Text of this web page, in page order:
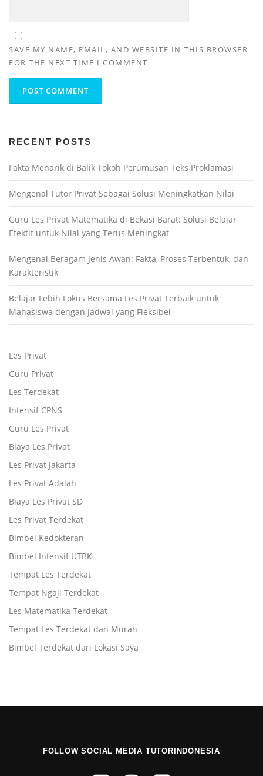
SAVE MY NAME, EMAIL, AND WEBSITE IN THIS BROWSER
FOR THE NEXT TIME I COMMENT.
RECENT POSTS
Fakta Menarik di Balik Tokoh Perumusan Teks Proklamasi
Mengenal Tutor Privat Sebagai Solusi Meningkatkan Nilai
Guru Les Privat Matematika di Bekasi Barat: Solusi Belajar
Efektif untuk Nilai yang Terus Meningkat
Mengenal Beragam Jenis Awan: Fakta, Proses Terbentuk, dan
Karakteristik
Belajar Lebih Fokus Bersama Les Privat Terbaik untuk
Mahasiswa dengan Jadwal yang Fleksibel
Les Privat
Guru Privat
Les Terdekat
Intensif CPNS
Guru Les Privat
Biaya Les Privat
Les Privat Jakarta
Les Privat Adalah
Biaya Les Privat SD
Les Privat Terdekat
Bimbel Kedokteran
Bimbel Intensif UTBK
Tempat Les Terdekat
Tempat Ngaji Terdekat
Les Matematika Terdekat
Tempat Les Terdekat dan Murah
Bimbel Terdekat dari Lokasi Saya
FOLLOW SOCIAL MEDIA TUTORINDONESIA